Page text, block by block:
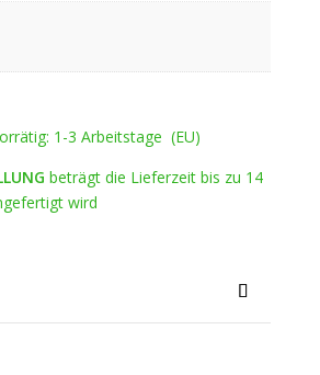
1-3 Arbeitstage (EU)
beträgt die Lieferzeit bis zu 14
wird